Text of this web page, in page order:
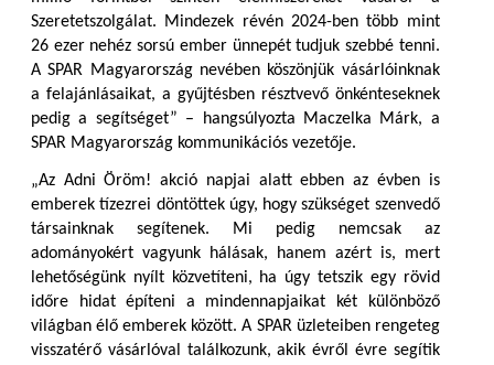
Szeretetszolgálat. Mindezek révén 2024-ben több mint
26 ezer nehéz sorsú ember ünnepét tudjuk szebbé tenni.
A SPAR Magyarország nevében köszönjük vásárlóinknak
a felajánlásaikat, a gyűjtésben résztvevő önkénteseknek
pedig a segítséget” – hangsúlyozta Maczelka Márk, a
SPAR Magyarország kommunikációs vezetője.
„Az Adni Öröm! akció napjai alatt ebben az évben is
emberek tízezrei döntöttek úgy, hogy szükséget szenvedő
társainknak segítenek. Mi pedig nemcsak az
adományokért vagyunk hálásak, hanem azért is, mert
lehetőségünk nyílt közvetíteni, ha úgy tetszik egy rövid
időre hidat építeni a mindennapjaikat két különböző
világban élő emberek között. A SPAR üzleteiben rengeteg
visszatérő vásárlóval találkozunk, akik évről évre segítik